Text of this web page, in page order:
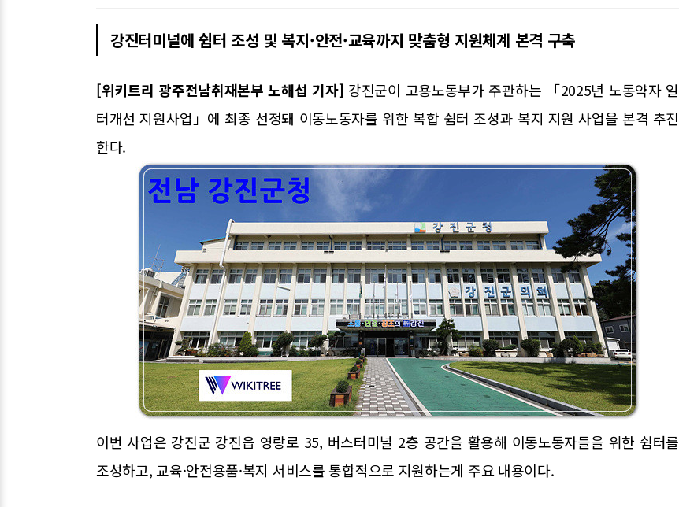
강진터미널에 쉼터 조성 및 복지·안전·교육까지 맞춤형 지원체계 본격 구축
[위키트리 광주전남취재본부 노해섭 기자] 강진군이 고용노동부가 주관하는 「2025년 노동약자 일
터개선 지원사업」에 최종 선정돼 이동노동자를 위한 복합 쉼터 조성과 복지 지원 사업을 본격 추진
한다.
이번 사업은 강진군 강진읍 영랑로 35, 버스터미널 2층 공간을 활용해 이동노동자들을 위한 쉼터를
조성하고, 교육·안전용품·복지 서비스를 통합적으로 지원하는게 주요 내용이다.